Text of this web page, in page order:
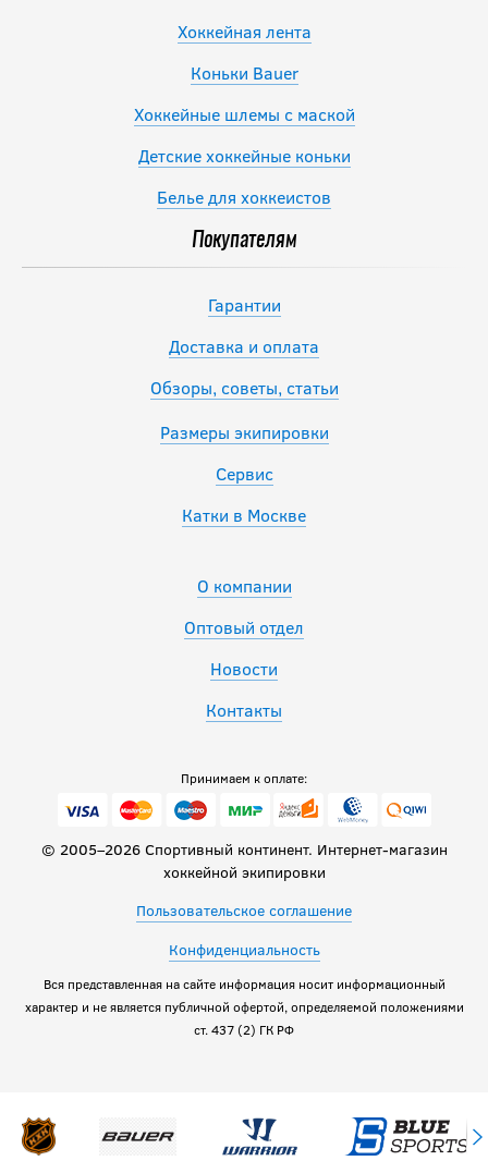
Хоккейная лента
Коньки Bauer
Хоккейные шлемы с маской
Детские хоккейные коньки
Белье для хоккеистов
Покупателям
Гарантии
Доставка и оплата
Обзоры, советы, статьи
Размеры экипировки
Сервис
Катки в Москве
О компании
Оптовый отдел
Новости
Контакты
Принимаем к оплате:
© 2005–2026 Спортивный континент. Интернет-магазин
хоккейной экипировки
Пользовательское соглашение
Конфиденциальность
Вся представленная на сайте информация носит информационный
характер и не является публичной офертой, определяемой положениями
ст. 437 (2) ГК РФ